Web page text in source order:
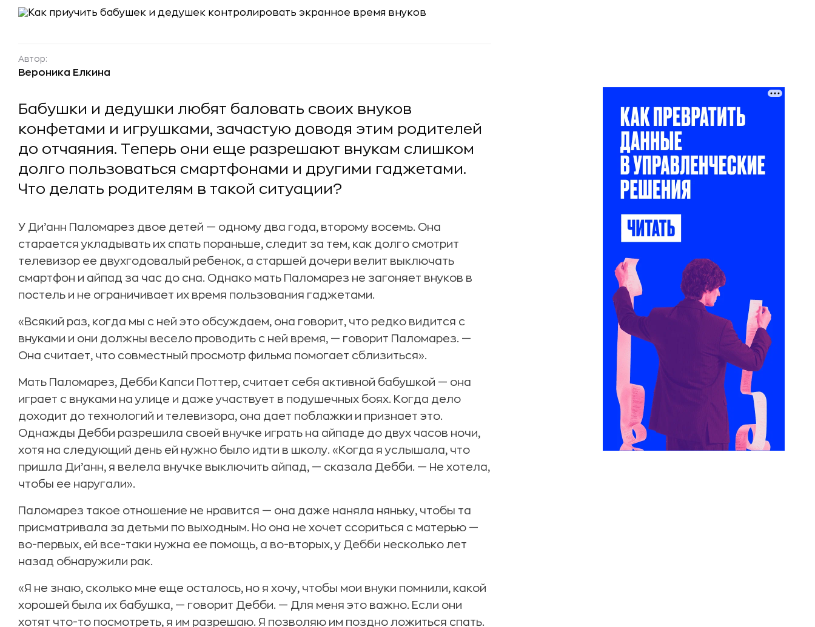
Автор:
Вероника Елкина
Бабушки и дедушки любят баловать своих внуков
конфетами и игрушками, зачастую доводя этим родителей
до отчаяния. Теперь они еще разрешают внукам слишком
долго пользоваться смартфонами и другими гаджетами.
Что делать родителям в такой ситуации?
У Ди’анн Паломарез двое детей — одному два года, второму восемь. Она
старается укладывать их спать пораньше, следит за тем, как долго смотрит
телевизор ее двухгодовалый ребенок, а старшей дочери велит выключать
смартфон и айпад за час до сна. Однако мать Паломарез не загоняет внуков в
постель и не ограничивает их время пользования гаджетами.
«Всякий раз, когда мы с ней это обсуждаем, она говорит, что редко видится с
внуками и они должны весело проводить с ней время, — говорит Паломарез. —
Она считает, что совместный просмотр фильма помогает сблизиться».
Мать Паломарез, Дебби Капси Поттер, считает себя активной бабушкой — она
играет с внуками на улице и даже участвует в подушечных боях. Когда дело
доходит до технологий и телевизора, она дает поблажки и признает это.
Однажды Дебби разрешила своей внучке играть на айпаде до двух часов ночи,
хотя на следующий день ей нужно было идти в школу. «Когда я услышала, что
пришла Ди’анн, я велела внучке выключить айпад, — сказала Дебби. — Не хотела,
чтобы ее наругали».
Паломарез такое отношение не нравится — она даже наняла няньку, чтобы та
присматривала за детьми по выходным. Но она не хочет ссориться с матерью —
во-первых, ей все-таки нужна ее помощь, а во-вторых, у Дебби несколько лет
назад обнаружили рак.
«Я не знаю, сколько мне еще осталось, но я хочу, чтобы мои внуки помнили, какой
хорошей была их бабушка, — говорит Дебби. — Для меня это важно. Если они
хотят что-то посмотреть, я им разрешаю. Я позволяю им поздно ложиться спать.